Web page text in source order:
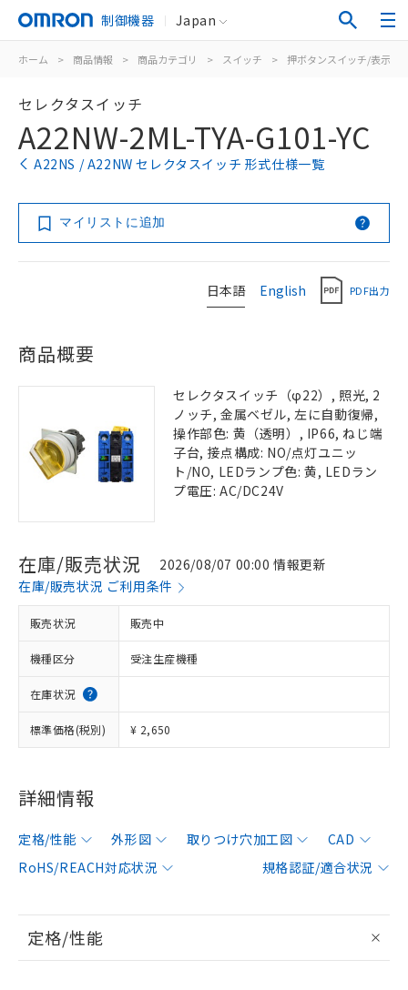
制御機器 Japan
ホーム > 商品情報 > 商品カテゴリ > スイッチ > 押ボタンスイッチ/表示灯
セレクタスイッチ
A22NW-2ML-TYA-G101-YC
A22NS / A22NW セレクタスイッチ 形式仕様一覧
マイリストに追加
日本語 English PDF出力
商品概要
セレクタスイッチ（φ22）, 照光, 2
ノッチ, 金属ベゼル, 左に自動復帰,
操作部色: 黄（透明）, IP66, ねじ端
子台, 接点構成: NO/点灯ユニッ
ト/NO, LEDランプ色: 黄, LEDラン
プ電圧: AC/DC24V
在庫/販売状況
2026/08/07 00:00 情報更新
在庫/販売状況 ご利用条件
販売状況 販売中
機種区分 受注生産機種
在庫状況
標準価格(税別) ¥ 2,650
詳細情報
定格/性能 外形図 取りつけ穴加工図
CAD
RoHS/REACH対応状況
規格認証/適合状況
定格/性能